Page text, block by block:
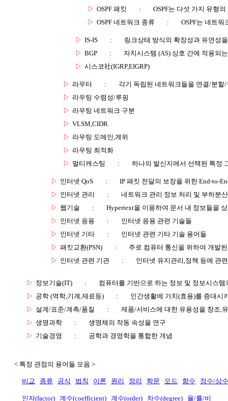
▷ OSPF 패킷 :
OSPF는 다섯 가지 유형
▷ OSPF 네트워크 종류 : OSPF는 네트
▷ IS-IS :
링크상태 방식의 확장성과 유연성
▷ BGP :
자치시스템 (AS) 상호 간에 적용되
▷ 시스코社(IGRP,EIGRP)
▷ 라우터 :
각기 독립된 네트워크들을 연결/분할
▷ 라우팅 수렴성/루핑
▷ 라우팅 네트워크 구분
▷ VLSM,CIDR
▷ 라우팅 도메인,계위
▷ 라우팅 최적화
▷ 멀티캐스팅 : 하나의 발신지에서 선택된 특정
▷ 인터넷 QoS :
IP 패킷 전달의 보장을 위한 End-to-
▷ 인터넷 관리 :
네트워크 관리 정보 처리 및 부하분
▷ 웹기술 :
Hypertext을 이용하여 문서 내 정보들을
▷ 인터넷 응용 :
인터넷 응용 관련 기술들
▷ 인터넷 기타 :
인터넷 관련 기타 기술 용어들
▷ 패킷교환(PSN) :
주로 컴퓨터 통신을 위하여 개발
▷ 인터넷 관련 기관 : 인터넷 유지관리,정책 등에 관
▷ 정보기술(IT) :
컴퓨터를 기반으로 하는 정보 및 정보시스템
▷ 공학 (역학,기계,재료등) :
인간생활에 가치(효용)를 증대시
▷ 설계/표준/계측/품질 :
제품/서비스에 대한 유용성을 창조,
▷ 생명과학 :
생명체의 작동 속성을 연구
▷ 기술경영 : 공학과 경영학을 통합한 개념
< 특정 관점의 용어들 모음 >
비교 종류 공식 법칙 이론 원리 정리 학문 모드 함수 정수/상수
인자(factor) 계수(coefficient) 계수(order) 차수(degree) 율/률/비